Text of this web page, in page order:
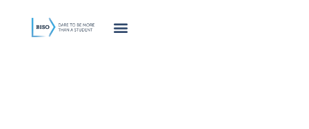
innholdet